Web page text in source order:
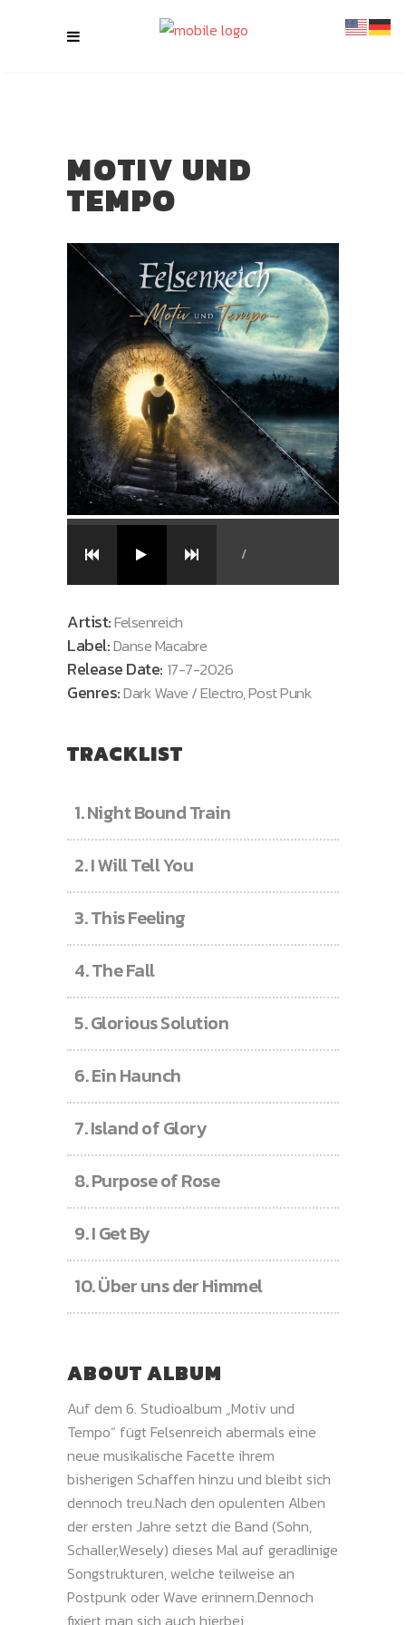
MOTIV UND
TEMPO
/
Artist:Felsenreich
Label:Danse Macabre
Release Date: 17-7-2026
Genres:Dark Wave / Electro, Post Punk
TRACKLIST
1.Night Bound Train
2.I Will Tell You
3.This Feeling
4.The Fall
5.Glorious Solution
6.Ein Haunch
7.Island of Glory
8.Purpose of Rose
9.I Get By
10.Über uns der Himmel
ABOUT ALBUM
Auf dem 6. Studioalbum „Motiv und
Tempo“ fügt Felsenreich abermals eine
neue musikalische Facette ihrem
bisherigen Schaffen hinzu und bleibt sich
dennoch treu.Nach den opulenten Alben
der ersten Jahre setzt die Band (Sohn,
Schaller,Wesely) dieses Mal auf geradlinige
Songstrukturen, welche teilweise an
Postpunk oder Wave erinnern.Dennoch
fixiert man sich auch hierbei